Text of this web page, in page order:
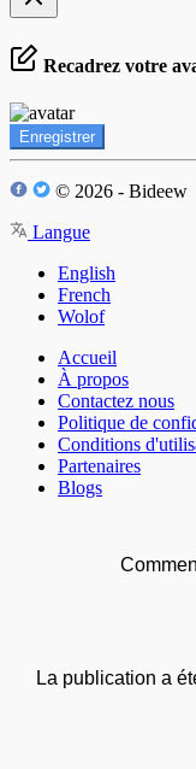
Recadrez votre
Enregistrer
© 2026 - Bideew
Langue
English
French
Wolof
Accueil
À propos
Contactez nous
Politique de
Conditions
Partenaires
Blogs
La publication a